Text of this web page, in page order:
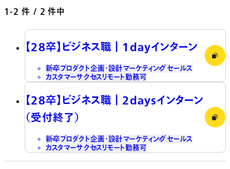
1-2 件 / 2 件中
【28卒】ビジネス職┃1dayインターン
新卒プロダクト企画・設計マーケティング セールス
カスタマーサクセスリモート勤務可
【28卒】ビジネス職┃2daysインターン
（受付終了）
新卒プロダクト企画・設計マーケティングセールス
カスタマーサクセス リモート勤務可